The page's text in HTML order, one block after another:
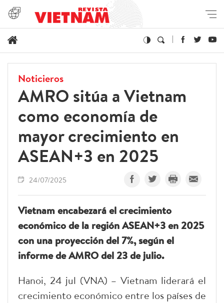
Noticieros
AMRO sitúa a Vietnam
como economía de
mayor crecimiento en
ASEAN+3 en 2025
24/07/2025
Vietnam encabezará el crecimiento
económico de la región ASEAN+3 en 2025
con una proyección del 7%, según el
informe de AMRO del 23 de julio.
Hanoi, 24 jul (VNA) – Vietnam liderará el
crecimiento económico entre los países de